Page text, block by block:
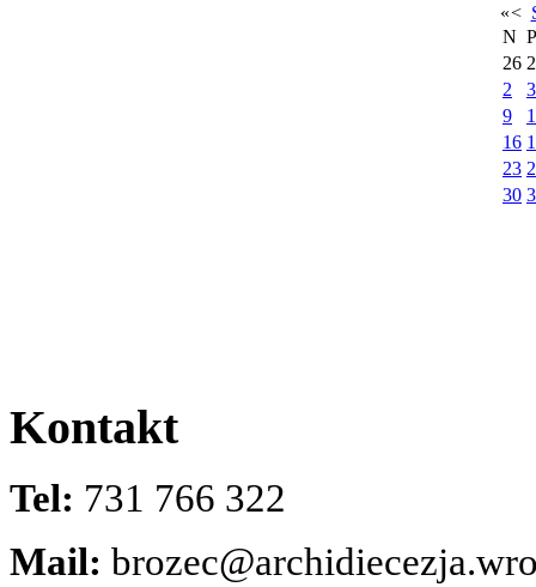
«<
N P
26
2
3
9
16
23
30
Kontakt
Tel: 731 766 322
Mail: